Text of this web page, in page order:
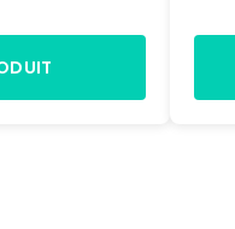
simple et
:
à
la
de